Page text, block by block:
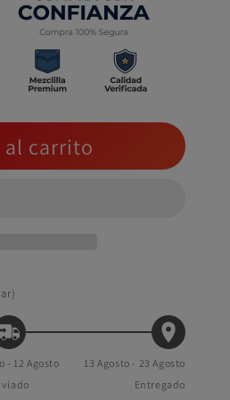
al carrito
- 12 Agosto
13 Agosto - 23 Agosto
Entregado